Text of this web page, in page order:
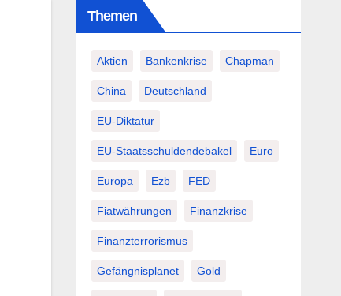
Themen
Aktien Bankenkrise Chapman
China Deutschland
EU-Diktatur
EU-Staatsschuldendebakel Euro
Europa Ezb FED
Fiatwährungen Finanzkrise
Finanzterrorismus
Gefängnisplanet Gold